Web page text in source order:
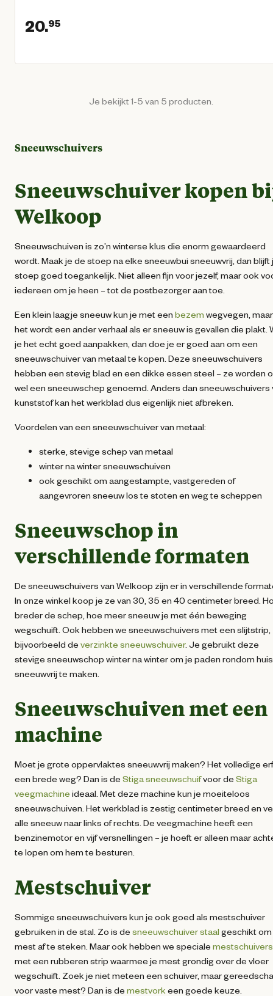
20.95
Huidige prijs € 20,95
Je bekijkt 1-5 van 5 producten.
Sneeuwschuivers
Sneeuwschuiver kopen
Welkoop
Sneeuwschuiven is zo’n winterse klus die enorm gewaardeerd
wordt. Maak je de stoep na elke sneeuwbui sneeuwvrij, dan blijft
stoep goed toegankelijk. Niet alleen fijn voor jezelf, maar ook
iedereen om je heen – tot de postbezorger aan toe.
Een klein laagje sneeuw kun je met een bezem wegvegen, maar
het wordt een ander verhaal als er sneeuw is gevallen die plakt.
je het echt goed aanpakken, dan doe je er goed aan om een
sneeuwschuiver van metaal te kopen. Deze sneeuwschuivers
hebben een stevig blad en een dikke essen steel – ze worden
wel een sneeuwschep genoemd. Anders dan sneeuwschuivers
kunststof kan het werkblad dus eigenlijk niet afbreken.
Voordelen van een sneeuwschuiver van metaal:
sterke, stevige schep van metaal
winter na winter sneeuwschuiven
ook geschikt om aangestampte, vastgereden of
aangevroren sneeuw los te stoten en weg te scheppen
Sneeuwschop in
verschillende formaten
De sneeuwschuivers van Welkoop zijn er in verschillende
In onze winkel koop je ze van 30, 35 en 40 centimeter breed.
breder de schep, hoe meer sneeuw je met één beweging
wegschuift. Ook hebben we sneeuwschuivers met een slijtstrip,
bijvoorbeeld de verzinkte sneeuwschuiver. Je gebruikt deze
stevige sneeuwschop winter na winter om je paden rondom huis
sneeuwvrij te maken.
Sneeuwschuiven met een
machine
Moet je grote oppervlaktes sneeuwvrij maken? Het volledige
een brede weg? Dan is de Stiga sneeuwschuifvoor de Stiga
veegmachine ideaal. Met deze machine kun je moeiteloos
sneeuwschuiven. Het werkblad is zestig centimeter breed en
alle sneeuw naar links of rechts. De veegmachine heeft een
benzinemotor en vijf versnellingen – je hoeft er alleen maar
te lopen om hem te besturen.
Mestschuiver
Sommige sneeuwschuivers kun je ook goed als mestschuiver
gebruiken in de stal. Zo is de sneeuwschuiver staal geschikt om
mest af te steken. Maar ook hebben we speciale mestschuivers
met een rubberen strip waarmee je mest grondig over de vloer
wegschuift. Zoek je niet meteen een schuiver, maar
voor vaste mest? Dan is de mestvork een goede keuze.